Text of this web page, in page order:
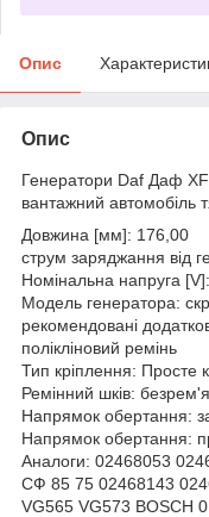
Опис
Опис
Генератори Daf Даф
вантажний автомобіль
Довжина [мм]: 176,00
струм заряджання від
Номінальна напруга
Модель генератора:
рекомендовані
полікліновий ремінь
Тип кріплення: Просте
Ремінний шків:
Напрямок обертання:
Напрямок обертання:
Аналоги: 02468053
СФ 85 75 02468143
VG565 VG573 BOSCH